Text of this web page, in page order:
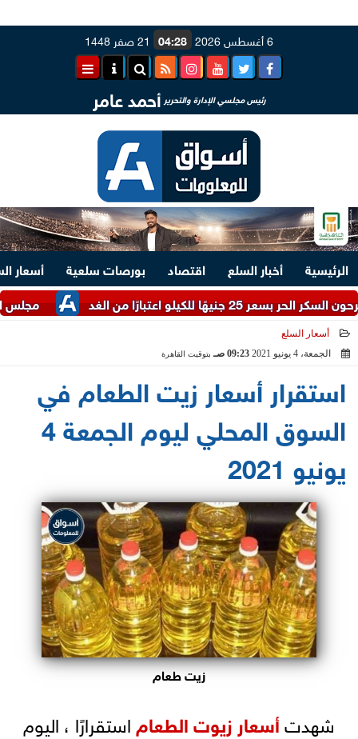
6 أغسطس 2026 04:28 21 صفر 1448
رئيس مجلسي الإدارة والتحرير أحمد عامر
الرئيسية أخبار السلع اقتصاد بورصات سلعية
أسعار
مجلس الوزراء
اعتبارًا من الغد
أسعار السلع
الجمعة، 4 يونيو 2021
09:23 صـ بتوقيت القاهرة
استقرار أسعار زيت الطعام في
السوق المحلي ليوم الجمعة 4
يونيو 2021
زيت طعام
شهدتأسعار زيوت الطعاماستقرارًا ، اليوم